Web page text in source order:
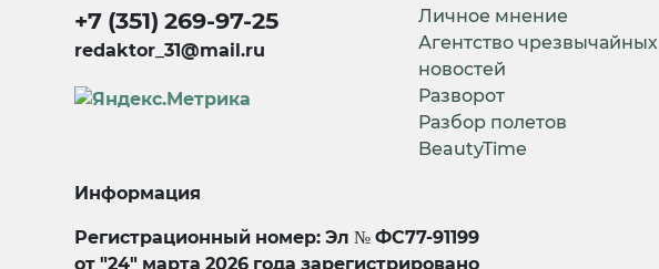
+7 (351) 269-97-25
redaktor_31@mail.ru
Личное мнение
Агентство чрезвычайных
новостей
Разворот
Разбор полетов
BeautyTime
Информация
Регистрационный номер: Эл № ФС77-91199
от "24" марта 2026 года зарегистрировано